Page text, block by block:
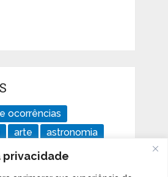
privacidade
ocorrências
arte
astronomia
ensaios
geologia